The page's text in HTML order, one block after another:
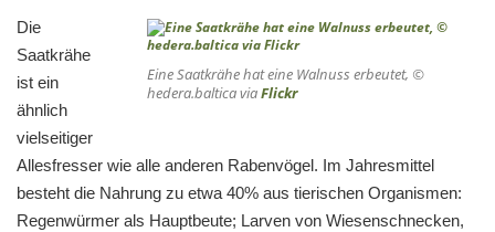
Eine Saatkrähe hat eine Walnuss erbeutet, ©
hedera.baltica viaFlickr
Die
Saatkrähe
ist ein
ähnlich
vielseitiger
Allesfresser wie alle anderen Rabenvögel. Im Jahresmittel
besteht die Nahrung zu etwa 40% aus tierischen Organismen:
Regenwürmer als Hauptbeute; Larven von Wiesenschnecken,